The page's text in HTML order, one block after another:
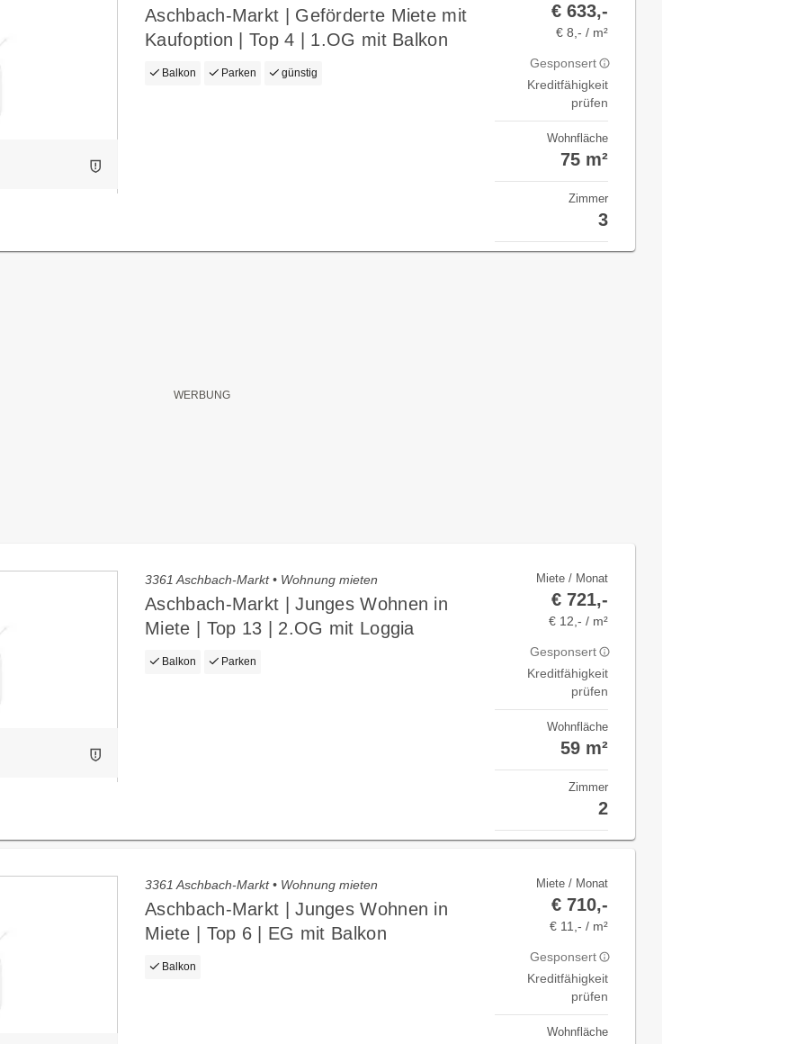
Aschbach-Markt | Geförderte Miete mit
Kaufoption | Top 4 | 1.OG mit Balkon
Balkon Parken günstig
€ 633,-
€ 8,- / m²
Gesponsert
Kreditfähigkeit
prüfen
Wohnfläche
75 m²
Zimmer
3
3361 Aschbach-Markt • Wohnung mieten
Aschbach-Markt | Junges Wohnen in
Miete | Top 13 | 2.OG mit Loggia
Balkon Parken
Miete / Monat
€ 721,-
€ 12,- / m²
Gesponsert
Kreditfähigkeit
prüfen
Wohnfläche
59 m²
Zimmer
2
3361 Aschbach-Markt • Wohnung mieten
Aschbach-Markt | Junges Wohnen in
Miete | Top 6 | EG mit Balkon
Balkon
Miete / Monat
€ 710,-
€ 11,- / m²
Gesponsert
Kreditfähigkeit
prüfen
Wohnfläche